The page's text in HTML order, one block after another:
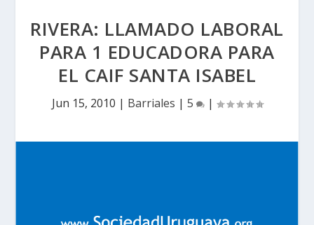
RIVERA: LLAMADO LABORAL
PARA 1 EDUCADORA PARA
EL CAIF SANTA ISABEL
Jun 15, 2010 | Barriales | 5 |